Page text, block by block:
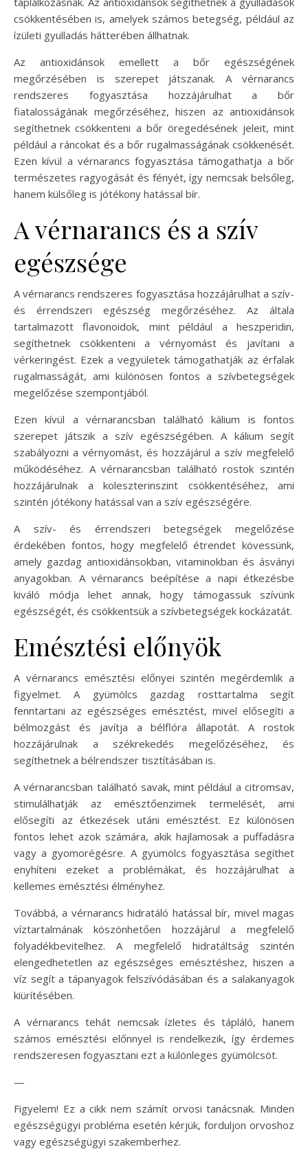
csökkentésében is, amelyek számos betegség, például az
ízületi gyulladás hátterében állhatnak.
Az antioxidánsok emellett a bőr egészségének
megőrzésében is szerepet játszanak. A vérnarancs
rendszeres fogyasztása hozzájárulhat a bőr
fiatalosságának megőrzéséhez, hiszen az antioxidánsok
segíthetnek csökkenteni a bőr öregedésének jeleit, mint
például a ráncokat és a bőr rugalmasságának csökkenését.
Ezen kívül a vérnarancs fogyasztása támogathatja a bőr
természetes ragyogását és fényét, így nemcsak belsőleg,
hanem külsőleg is jótékony hatással bír.
A vérnarancs és a szív
egészsége
A vérnarancs rendszeres fogyasztása hozzájárulhat a szív-
és érrendszeri egészség megőrzéséhez. Az általa
tartalmazott flavonoidok, mint például a heszperidin,
segíthetnek csökkenteni a vérnyomást és javítani a
vérkeringést. Ezek a vegyületek támogathatják az érfalak
rugalmasságát, ami különösen fontos a szívbetegségek
megelőzése szempontjából.
Ezen kívül a vérnarancsban található kálium is fontos
szerepet játszik a szív egészségében. A kálium segít
szabályozni a vérnyomást, és hozzájárul a szív megfelelő
működéséhez. A vérnarancsban található rostok szintén
hozzájárulnak a koleszterinszint csökkentéséhez, ami
szintén jótékony hatással van a szív egészségére.
A szív- és érrendszeri betegségek megelőzése
érdekében fontos, hogy megfelelő étrendet kövessünk,
amely gazdag antioxidánsokban, vitaminokban és ásványi
anyagokban. A vérnarancs beépítése a napi étkezésbe
kiváló módja lehet annak, hogy támogassuk szívünk
egészségét, és csökkentsük a szívbetegségek kockázatát.
Emésztési előnyök
A vérnarancs emésztési előnyei szintén megérdemlik a
figyelmet. A gyümölcs gazdag rosttartalma segít
fenntartani az egészséges emésztést, mivel elősegíti a
bélmozgást és javítja a bélflóra állapotát. A rostok
hozzájárulnak a székrekedés megelőzéséhez, és
segíthetnek a bélrendszer tisztításában is.
A vérnarancsban található savak, mint például a citromsav,
stimulálhatják az emésztőenzimek termelését, ami
elősegíti az étkezések utáni emésztést. Ez különösen
fontos lehet azok számára, akik hajlamosak a puffadásra
vagy a gyomorégésre. A gyümölcs fogyasztása segíthet
enyhíteni ezeket a problémákat, és hozzájárulhat a
kellemes emésztési élményhez.
Továbbá, a vérnarancs hidratáló hatással bír, mivel magas
víztartalmának köszönhetően hozzájárul a megfelelő
folyadékbevitelhez. A megfelelő hidratáltság szintén
elengedhetetlen az egészséges emésztéshez, hiszen a
víz segít a tápanyagok felszívódásában és a salakanyagok
kiürítésében.
A vérnarancs tehát nemcsak ízletes és tápláló, hanem
számos emésztési előnnyel is rendelkezik, így érdemes
rendszeresen fogyasztani ezt a különleges gyümölcsöt.
—
Figyelem! Ez a cikk nem számít orvosi tanácsnak. Minden
egészségügyi probléma esetén kérjük, forduljon orvoshoz
vagy egészségügyi szakemberhez.